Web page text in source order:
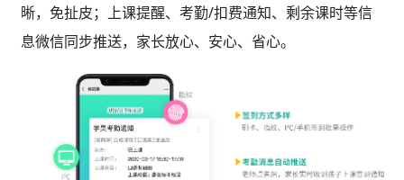
晰，免扯皮；上课提醒、考勤/扣费通知、剩余课时等信
息微信同步推送，家长放心、安心、省心。